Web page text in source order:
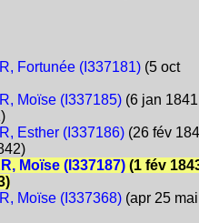
Fortunée (I337181)(5 oct
Moïse (I337185)(6 jan
Esther (I337186)(26 fév
Moïse (I337187)(1 fév
Moïse (I337368)(apr 25 mai